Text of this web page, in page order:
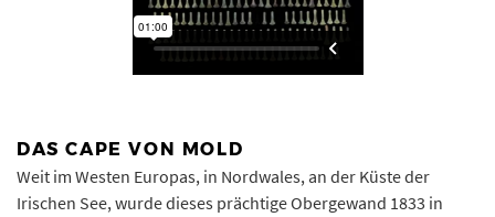
DAS CAPE VON MOLD
Weit im Westen Europas, in Nordwales, an der Küste der
Irischen See, wurde dieses prächtige Obergewand 1833 in